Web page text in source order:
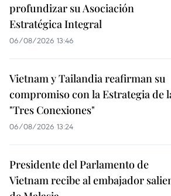
profundizar su Asociación
Estratégica Integral
06/08/2026 13:46
Vietnam y Tailandia reafirman su
compromiso con la Estrategia de
"Tres Conexiones"
06/08/2026 13:24
Presidente del Parlamento de
Vietnam recibe al embajador